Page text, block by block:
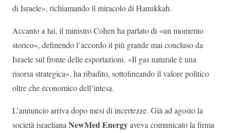
di Israele», richiamando il miracolo di Hanukkah.
Accanto a lui, il ministro Cohen ha parlato di «un momento
storico», definendo l’accordo il più grande mai concluso da
Israele sul fronte delle esportazioni. «Il gas naturale è una
risorsa strategica», ha ribadito, sottolineando il valore politico
oltre che economico dell’intesa.
L’annuncio arriva dopo mesi di incertezze. Già ad agosto la
società israelianaNewMed Energyaveva comunicato la firma